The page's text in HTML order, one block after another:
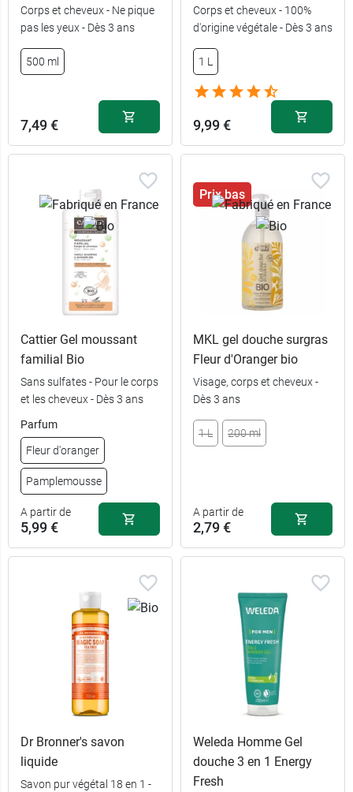
Pomme
500 ml - Fleur
Corps et cheveux - Ne pique
pas les yeux - Dès 3 ans
500 ml
7,49 €
Corps et cheveux - 100%
d'origine végétale - Dès 3 ans
1 L
9,99 €
Cattier Gel moussant
familial Bio
Sans sulfates - Pour le corps
et les cheveux - Dès 3 ans
Parfum
Fleur d'oranger
Pamplemousse
A partir de
5,99 €
Prix bas
MKL gel douche surgras
Fleur d'Oranger bio
Visage, corps et cheveux -
Dès 3 ans
1 L 200 ml
A partir de
2,79 €
Dr Bronner's savon
liquide
Savon pur végétal 18 en 1 -
Weleda Homme Gel
douche 3 en 1 Energy
Fresh